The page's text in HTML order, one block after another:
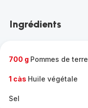
gamme
Ingrédients
700 g Pommes de terre
1 càs Huile végétale
Sel